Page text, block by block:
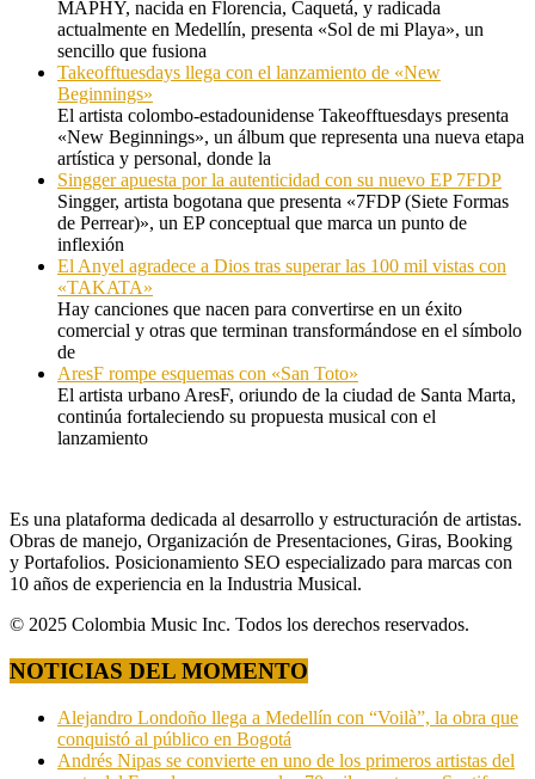
MAPHY, nacida en Florencia, Caquetá, y radicada
actualmente en Medellín, presenta «Sol de mi Playa», un
sencillo que fusiona
Takeofftuesdays llega con el lanzamiento de «New
Beginnings»
El artista colombo-estadounidense Takeofftuesdays presenta
«New Beginnings», un álbum que representa una nueva etapa
artística y personal, donde la
Singger apuesta por la autenticidad con su nuevo EP 7FDP
Singger, artista bogotana que presenta «7FDP (Siete Formas
de Perrear)», un EP conceptual que marca un punto de
inflexión
El Anyel agradece a Dios tras superar las 100 mil vistas con
«TAKATA»
Hay canciones que nacen para convertirse en un éxito
comercial y otras que terminan transformándose en el símbolo
de
AresF rompe esquemas con «San Toto»
El artista urbano AresF, oriundo de la ciudad de Santa Marta,
continúa fortaleciendo su propuesta musical con el
lanzamiento
Es una plataforma dedicada al desarrollo y estructuración de artistas.
Obras de manejo, Organización de Presentaciones, Giras, Booking
y Portafolios. Posicionamiento SEO especializado para marcas con
10 años de experiencia en la Industria Musical.
© 2025 Colombia Music Inc. Todos los derechos reservados.
NOTICIAS DEL MOMENTO
Alejandro Londoño llega a Medellín con “Voilà”, la obra que
conquistó al público en Bogotá
Andrés Nipas se convierte en uno de los primeros artistas del